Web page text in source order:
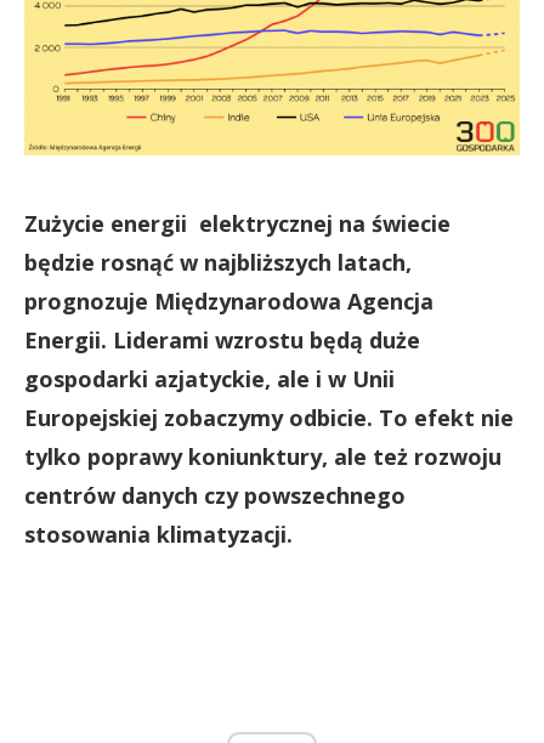
Zużycie energii elektrycznej na świecie
będzie rosnąć w najbliższych latach,
prognozuje Międzynarodowa Agencja
Energii. Liderami wzrostu będą duże
gospodarki azjatyckie, ale i w Unii
Europejskiej zobaczymy odbicie. To efekt nie
tylko poprawy koniunktury, ale też rozwoju
centrów danych czy powszechnego
stosowania klimatyzacji.